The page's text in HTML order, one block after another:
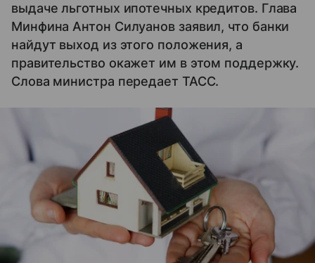
выдаче льготных ипотечных кредитов. Глава
Минфина Антон Силуанов заявил, что банки
найдут выход из этого положения, а
правительство окажет им в этом поддержку.
Слова министра передает ТАСС.